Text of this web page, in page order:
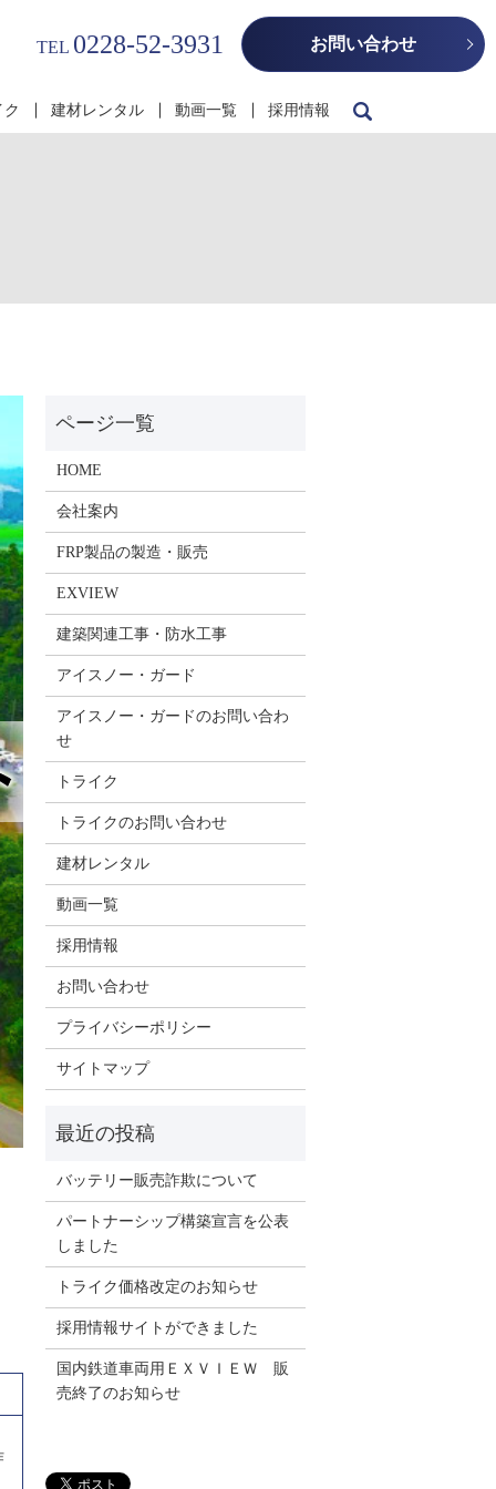
ク 建材レンタル 動画一覧 採用情報
TEL 0228-52-3931 お問い合わせ
HOME
会社案内
FRP製品の製造・販売
EXVIEW
建築関連工事・防水工事
アイスノー・ガード
アイスノー・ガードのお問い合わ
せ
トライク
トライクのお問い合わせ
建材レンタル
動画一覧
採用情報
お問い合わせ
プライバシーポリシー
サイトマップ
バッテリー販売詐欺について
パートナーシップ構築宣言を公表
しました
トライク価格改定のお知らせ
採用情報サイトができました
国内鉄道車両用ＥＸＶＩＥＷ 販
売終了のお知らせ